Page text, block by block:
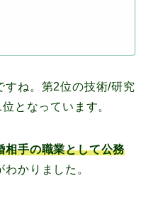
すね。第2位の技術/研究
となっています。
相手の職業として公務
かりました。